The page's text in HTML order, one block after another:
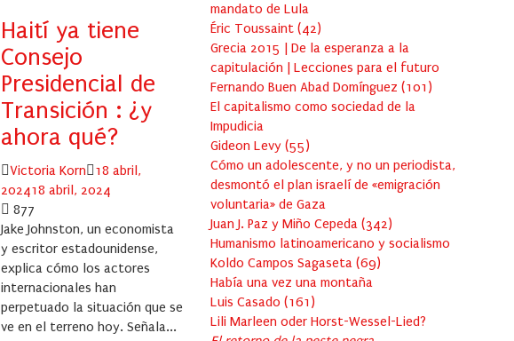
Haití ya tiene
Consejo
Presidencial de
Transición : ¿y
ahora qué?
Author
Victoria Korn
Posted
on
18 abril,
202418 abril, 2024
877
Jake Johnston, un economista
y escritor estadounidense,
explica cómo los actores
internacionales han
perpetuado la situación que se
ve en el terreno hoy. Señala...
mandato de Lula
Éric Toussaint (42)
Grecia 2015 | De la esperanza a la
capitulación | Lecciones para el futuro
Fernando Buen Abad Domínguez (101 )
El capitalismo como sociedad de la
Impudicia
Gideon Levy (55)
Cómo un adolescente, y no un periodista,
desmontó el plan israelí de «emigración
voluntaria» de Gaza
Juan J. Paz y Miño Cepeda (342)
Humanismo latinoamericano y socialismo
Koldo Campos Sagaseta (69)
Había una vez una montaña
Luis Casado (161 )
Lili Marleen oder Horst-Wessel-Lied?